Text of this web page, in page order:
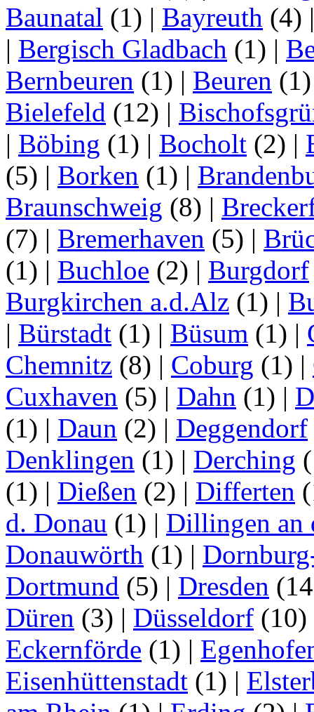
Baunatal (1) | Bayreuth (4)
| Bergisch Gladbach (1) |
Bernbeuren (1) | Beuren
Bielefeld (12) |
| Böbing (1) | Bocholt (2) |
(5) | Borken (1) |
Braunschweig (8) |
(7) | Bremerhaven (5) |
(1) | Buchloe (2) | Burgdorf
Burgkirchen a.d.Alz (1) |
| Bürstadt (1) | Büsum (1) |
Chemnitz (8) | Coburg (1) |
Cuxhaven (5) | Dahn (1) |
(1) | Daun (2) | Deggendorf
Denklingen (1) | Derching
(1) | Dießen (2) | Differten
d. Donau (1) | Dillingen an
Donauwörth (1) |
Dortmund (5) | Dresden
Düren (3) | Düsseldorf (10)
Eckernförde (1) |
Eisenhüttenstadt (1) |